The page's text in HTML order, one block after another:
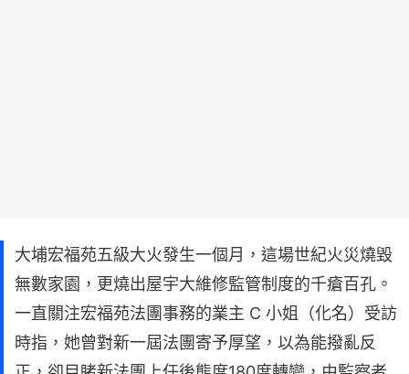
大埔宏福苑五級大火發生一個月，這場世紀火災燒毀
無數家園，更燒出屋宇大維修監管制度的千瘡百孔。
一直關注宏福苑法團事務的業主 C 小姐（化名）受訪
時指，她曾對新一屆法團寄予厚望，以為能撥亂反